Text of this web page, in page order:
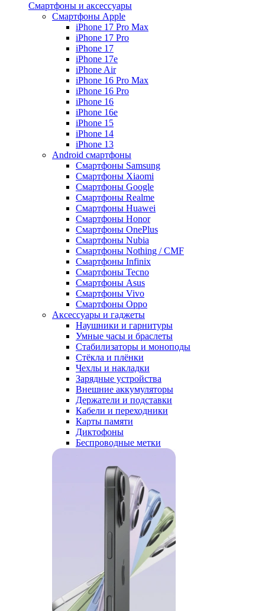
Смартфоны и аксессуары
Смартфоны Apple
iPhone 17 Pro Max
iPhone 17 Pro
iPhone 17
iPhone 17e
iPhone Air
iPhone 16 Pro Max
iPhone 16 Pro
iPhone 16
iPhone 16e
iPhone 15
iPhone 14
iPhone 13
Android cмартфоны
Смартфоны Samsung
Смартфоны Xiaomi
Смартфоны Google
Смартфоны Realme
Смартфоны Huawei
Смартфоны Honor
Смартфоны OnePlus
Смартфоны Nubia
Смартфоны Nothing / CMF
Смартфоны Infinix
Смартфоны Tecno
Смартфоны Asus
Смартфоны Vivo
Смартфоны Oppo
Аксессуары и гаджеты
Наушники и гарнитуры
Умные часы и браслеты
Стабилизаторы и моноподы
Стёкла и плёнки
Чехлы и накладки
Зарядные устройства
Внешние аккумуляторы
Держатели и подставки
Кабели и переходники
Карты памяти
Диктофоны
Беспроводные метки